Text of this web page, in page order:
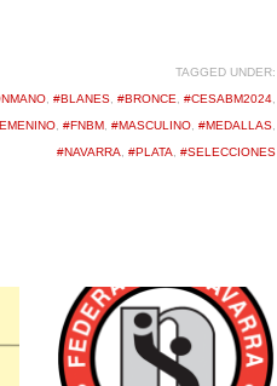
TAGGED UNDER:
#BLANES #BRONCE #CESABM2024
#FNBM #MASCULINO #MEDALLAS
#NAVARRA
#PLATA #SELECCIONES